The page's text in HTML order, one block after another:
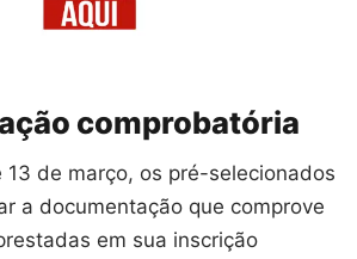
comprobatória
13 de março, os pré-selecionados
a documentação que comprove
em sua inscrição